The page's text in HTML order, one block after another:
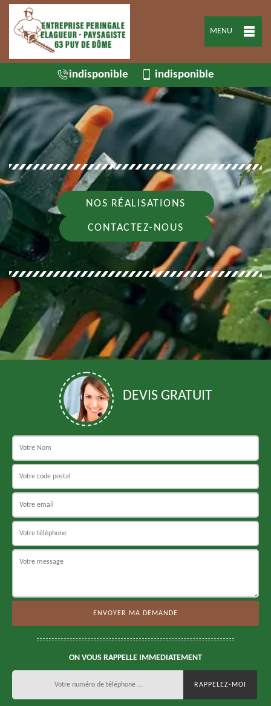
MENU
indisponible indisponible
NOS RÉALISATIONS
CONTACTEZ-NOUS
DEVIS GRATUIT
ON VOUS RAPPELLE IMMEDIATEMENT